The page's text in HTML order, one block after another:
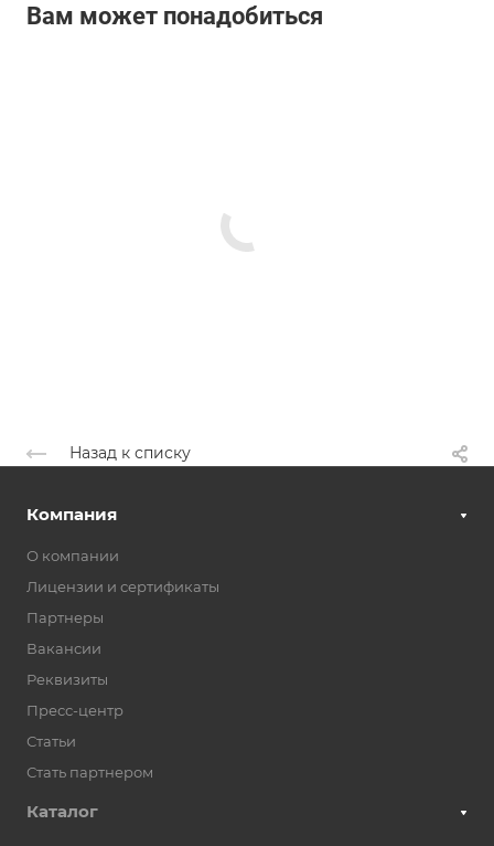
Вам может понадобиться
Назад к списку
Компания
О компании
Лицензии и сертификаты
Партнеры
Вакансии
Реквизиты
Пресс-центр
Статьи
Стать партнером
Каталог